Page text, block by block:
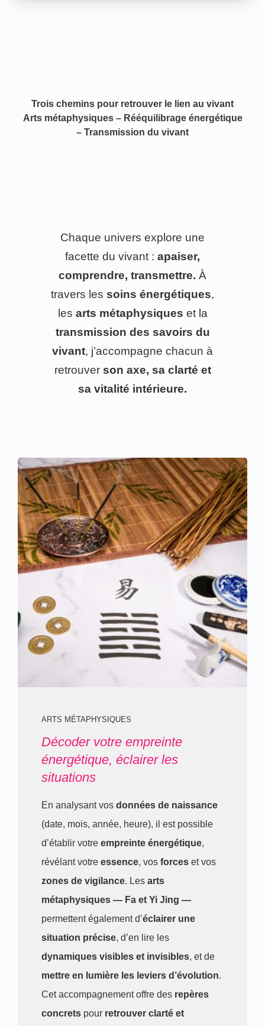
Trois chemins pour retrouver le lien au vivant
Arts métaphysiques – Rééquilibrage énergétique
– Transmission du vivant
Chaque univers explore une
facette du vivant : apaiser,
comprendre, transmettre. À
travers les soins énergétiques,
les arts métaphysiques et la
transmission des savoirs du
vivant, j’accompagne chacun à
retrouver son axe, sa clarté et
sa vitalité intérieure.
ARTS MÉTAPHYSIQUES
Décoder votre empreinte
énergétique, éclairer les
situations
En analysant vos données de naissance
(date, mois, année, heure), il est possible
d’établir votre empreinte énergétique,
révélant votre essence, vos forces et vos
zones de vigilance. Les arts
métaphysiques — Fa et Yi Jing —
permettent également d’éclairer une
situation précise, d’en lire les
dynamiques visibles et invisibles, et de
mettre en lumière les leviers d’évolution.
Cet accompagnement offre des repères
concrets pour retrouver clarté et